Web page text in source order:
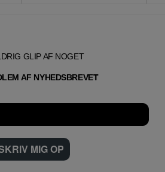
GLIP AF NOGET
AF NYHEDSBREVET
MIG OP